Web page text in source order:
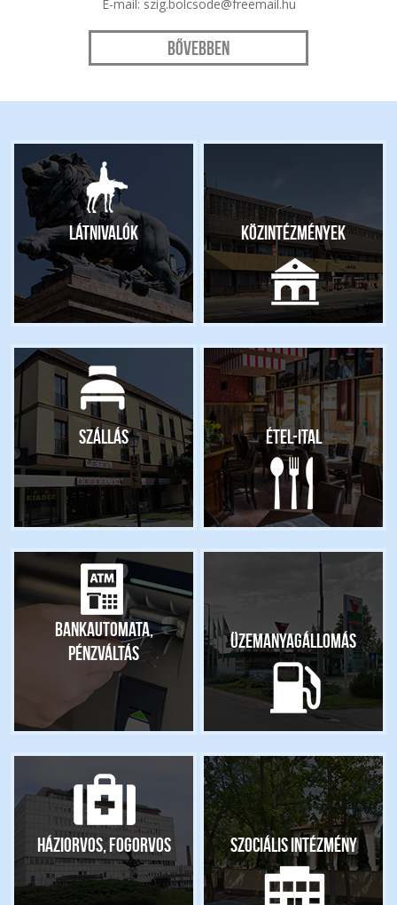
E-mail: szig.bolcsode@freemail.hu
Bővebben
Látnivalók Közintézmények
Szállás Étel-ital
Bankautomata,
pénzváltás
Üzemanyagállomás
Háziorvos, fogorvos Szociális intézmény